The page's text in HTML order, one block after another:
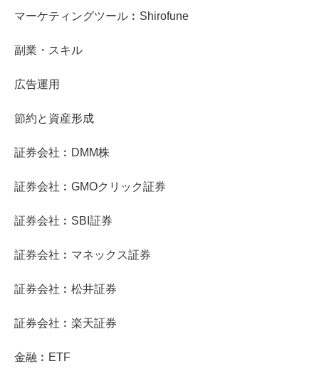
マーケティングツール︰Shirofune
副業・スキル
広告運用
節約と資産形成
証券会社︰DMM株
証券会社︰GMOクリック証券
証券会社︰SBI証券
証券会社︰マネックス証券
証券会社︰松井証券
証券会社︰楽天証券
金融︰ETF